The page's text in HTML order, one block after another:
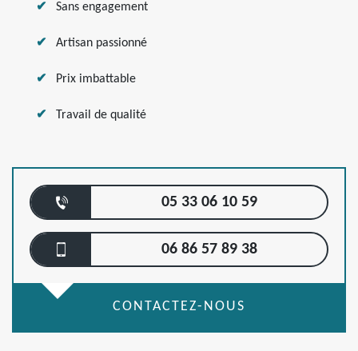
Sans engagement
Artisan passionné
Prix imbattable
Travail de qualité
05 33 06 10 59
06 86 57 89 38
CONTACTEZ-NOUS